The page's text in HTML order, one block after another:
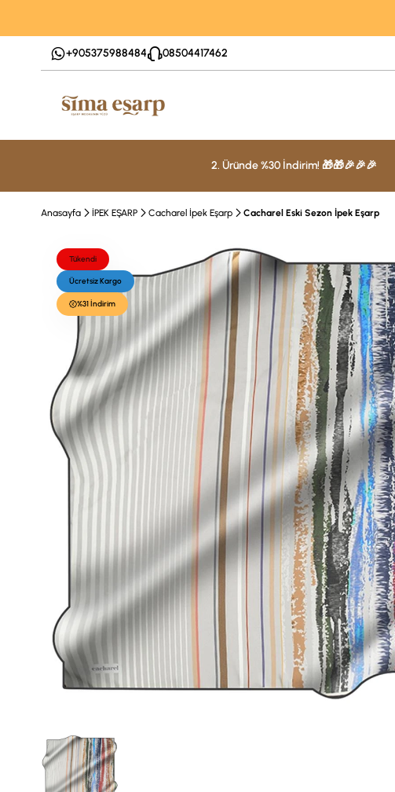
+905375988484 08504417462
2. Üründe %30 İndirim! 🎁🎁🎉🎉🎉
Anasayfa İPEK EŞARP Cacharel İpek Eşarp Cacharel Eski Sezon İpek Eşarp
Tükendi
Ücretsiz Kargo
%31 İndirim